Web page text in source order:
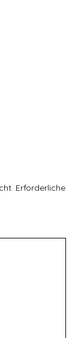
Erforderliche